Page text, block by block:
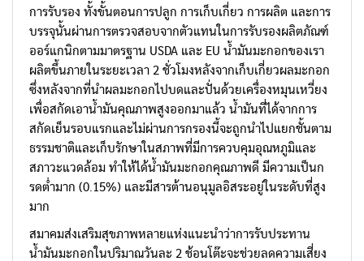
การรับรอง ทั้งขั้นตอนการปลูก การเก็บเกี่ยว การผลิต และการ
บรรจุนั้นผ่านการตรวจสอบจากตัวแทนในการรับรองผลิตภัณฑ์
ออร์แกนิกตามมาตรฐาน USDA และ EU น้ำมันมะกอกของเรา
ผลิตขึ้นภายในระยะเวลา 2 ชั่วโมงหลังจากเก็บเกี่ยวผลมะกอก
ซึ่งหลังจากที่นำผลมะกอกไปบดและปั่นด้วยเครื่องหมุนเหวี่ยง
เพื่อสกัดเอาน้ำมันคุณภาพสูงออกมาแล้ว น้ำมันที่ได้จากการ
สกัดเย็นรอบแรกและไม่ผ่านการกรองนี้จะถูกนำไปแยกชั้นตาม
ธรรมชาติและเก็บรักษาในสภาพที่มีการควบคุมอุณหภูมิและ
สภาวะแวดล้อม ทำให้ได้น้ำมันมะกอกคุณภาพดี มีความเป็นก
รดต่ำมาก (0.15%) และมีสารต้านอนุมูลอิสระอยู่ในระดับที่สูง
มาก
สมาคมส่งเสริมสุขภาพหลายแห่งแนะนำว่าการรับประทาน
น้ำมันมะกอกในปริมาณวันละ 2 ช้อนโต๊ะจะช่วยลดความเสี่ยง